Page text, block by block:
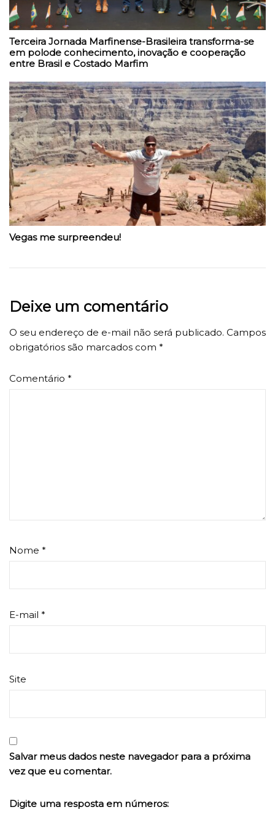
Terceira Jornada Marfinense-Brasileira transforma-se
em polode conhecimento, inovação e cooperação
entre Brasil e Costado Marfim
Vegas me surpreendeu!
Deixe um comentário
O seu endereço de e-mail não será publicado. Campos
obrigatórios são marcados com *
Comentário *
Nome *
E-mail *
Site
Salvar meus dados neste navegador para a próxima
vez que eu comentar.
Digite uma resposta em números: